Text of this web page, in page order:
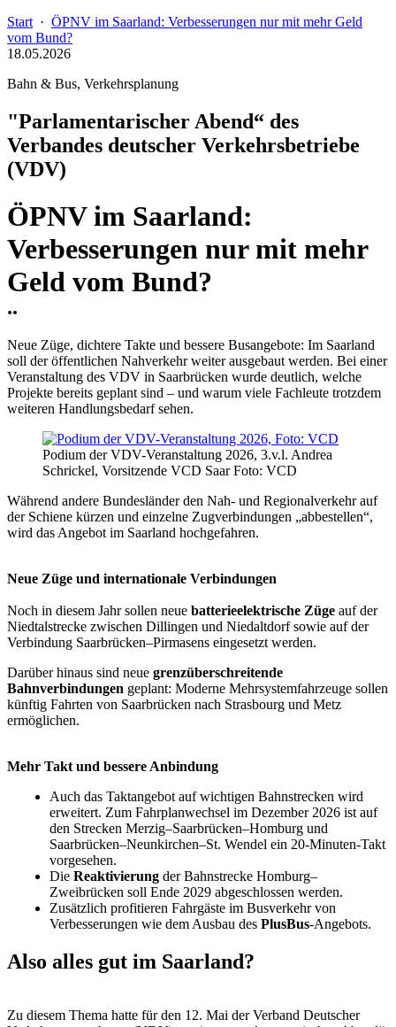
Start · ÖPNV im Saarland: Verbesserungen nur mit mehr Geld
vom Bund?
18.05.2026
Bahn & Bus, Verkehrsplanung
"Parlamentarischer Abend“ des
Verbandes deutscher Verkehrsbetriebe
(VDV)
ÖPNV im Saarland:
Verbesserungen nur mit mehr
Geld vom Bund?
..
Neue Züge, dichtere Takte und bessere Busangebote: Im Saarland
soll der öffentlichen Nahverkehr weiter ausgebaut werden. Bei einer
Veranstaltung des VDV in Saarbrücken wurde deutlich, welche
Projekte bereits geplant sind – und warum viele Fachleute trotzdem
weiteren Handlungsbedarf sehen.
Podium der VDV-Veranstaltung 2026, 3.v.l. Andrea
Schrickel, Vorsitzende VCD Saar Foto: VCD
Während andere Bundesländer den Nah- und Regionalverkehr auf
der Schiene kürzen und einzelne Zugverbindungen „abbestellen“,
wird das Angebot im Saarland hochgefahren.
Neue Züge und internationale Verbindungen
Noch in diesem Jahr sollen neue batterieelektrische Züge auf der
Niedtalstrecke zwischen Dillingen und Niedaltdorf sowie auf der
Verbindung Saarbrücken–Pirmasens eingesetzt werden.
Darüber hinaus sind neue grenzüberschreitende
Bahnverbindungen geplant: Moderne Mehrsystemfahrzeuge sollen
künftig Fahrten von Saarbrücken nach Strasbourg und Metz
ermöglichen.
Mehr Takt und bessere Anbindung
Auch das Taktangebot auf wichtigen Bahnstrecken wird
erweitert. Zum Fahrplanwechsel im Dezember 2026 ist auf
den Strecken Merzig–Saarbrücken–Homburg und
Saarbrücken–Neunkirchen–St. Wendel ein 20-Minuten-Takt
vorgesehen.
Die Reaktivierung der Bahnstrecke Homburg–
Zweibrücken soll Ende 2029 abgeschlossen werden.
Zusätzlich profitieren Fahrgäste im Busverkehr von
Verbesserungen wie dem Ausbau des PlusBus-Angebots.
Also alles gut im Saarland?
Zu diesem Thema hatte für den 12. Mai der Verband Deutscher